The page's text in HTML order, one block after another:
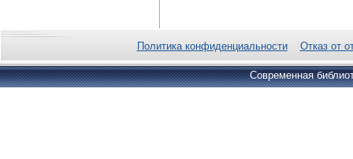
Политика конфиденциальности Отказ от
Современная